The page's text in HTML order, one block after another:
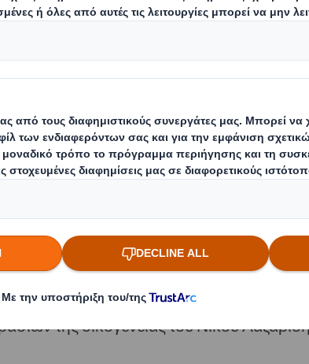
συναντάει το πάθος για το
του οινοποιείουChâteau Nico Lazaridi
στην πινακοθήκη του
φόρο τιμής στους σημαντικούς
της οικογένειας του Νίκου